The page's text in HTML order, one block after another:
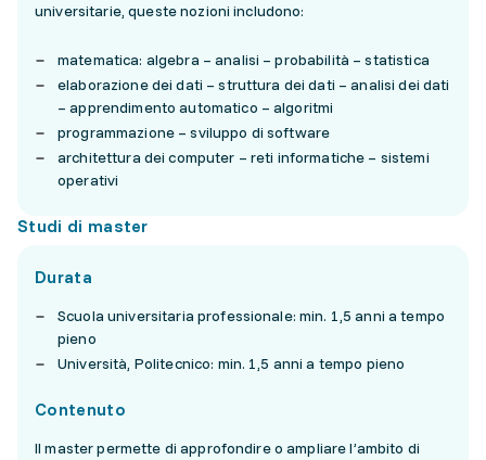
universitarie, queste nozioni includono:
matematica: algebra – analisi – probabilità – statistica
elaborazione dei dati – struttura dei dati – analisi dei dati
– apprendimento automatico – algoritmi
programmazione – sviluppo di software
architettura dei computer – reti informatiche – sistemi
operativi
Studi di master
Durata
Scuola universitaria professionale: min. 1,5 anni a tempo
pieno
Università, Politecnico: min. 1,5 anni a tempo pieno
Contenuto
Il master permette di approfondire o ampliare l’ambito di